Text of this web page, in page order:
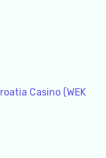
Casino (WEK